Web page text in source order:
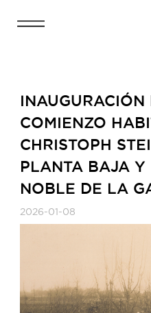
COMIENZO
CHRISTOPH
PLANTA BAJA
NOBLE DE LA
2026-01-08